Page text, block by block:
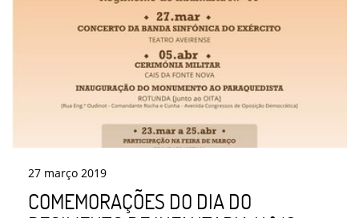
27 março 2019
COMEMORAÇÕES DO DIA DO